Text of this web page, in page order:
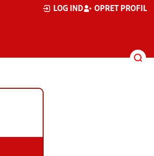
LOG IND OPRET PROFIL